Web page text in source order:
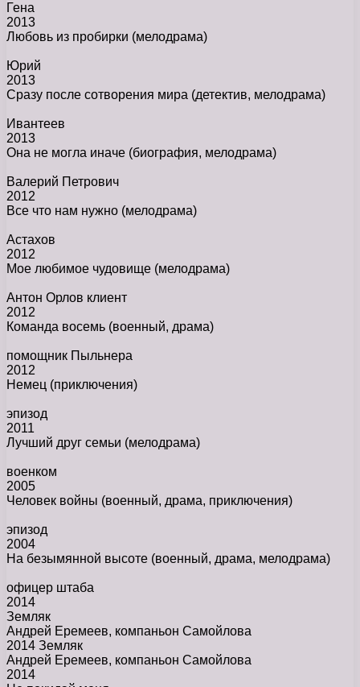
Гена
2013
Любовь из пробирки (мелодрама)
Юрий
2013
Сразу после сотворения мира (детектив, мелодрама)
Ивантеев
2013
Она не могла иначе (биография, мелодрама)
Валерий Петрович
2012
Все что нам нужно (мелодрама)
Астахов
2012
Мое любимое чудовище (мелодрама)
Антон Орлов клиент
2012
Команда восемь (военный, драма)
помощник Пыльнера
2012
Немец (приключения)
эпизод
2011
Лучший друг семьи (мелодрама)
военком
2005
Человек войны (военный, драма, приключения)
эпизод
2004
На безымянной высоте (военный, драма, мелодрама)
офицер штаба
2014
Земляк
Андрей Еремеев, компаньон Самойлова
2014 Земляк
Андрей Еремеев, компаньон Самойлова
2014